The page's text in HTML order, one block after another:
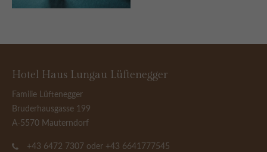
Hotel Haus Lungau Lüftenegger
Familie Lüftenegger
Bruderhausgasse 199
A-5570 Mauterndorf
+43 6472 7307 oder +43 6641777545